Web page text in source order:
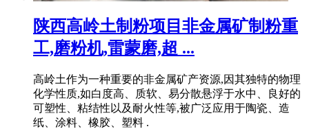
陕西高岭土制粉项目非金属矿制粉重
工,磨粉机,雷蒙磨,超 ...
高岭土作为一种重要的非金属矿产资源,因其独特的物理
化学性质,如白度高、质软、易分散悬浮于水中、良好的
可塑性、粘结性以及耐火性等,被广泛应用于陶瓷、造
纸、涂料、橡胶、塑料 .